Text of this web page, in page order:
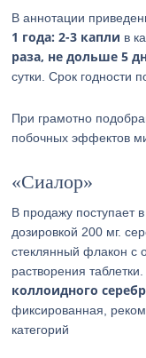
В аннотации
1 года: 2-3 капли в
раза, не дольше 5
сутки. Срок годности
При грамотно
побочных эффектов
«Сиалор»
В продажу поступает
дозировкой 200 мг.
стеклянный флакон с
растворения
коллоидного
фиксированная,
категорий